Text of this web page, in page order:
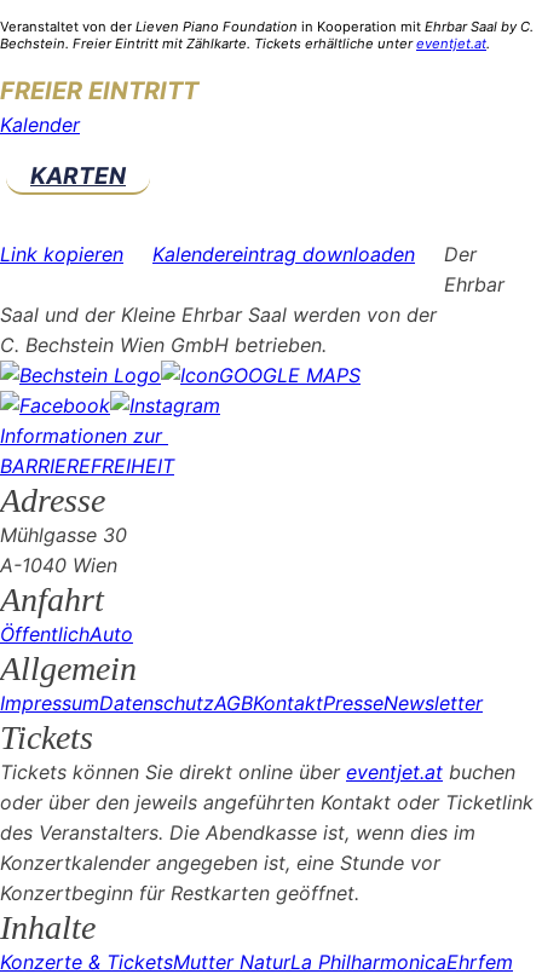
Veranstaltet von der Lieven Piano Foundation in Kooperation mit Ehrbar Saal by C.
Bechstein. Freier Eintritt mit Zählkarte. Tickets erhältliche untereventjet.at.
FREIER EINTRITT
Kalender
KARTEN
Link kopieren Kalendereintrag downloaden
Der
Ehrbar
Saal und der Kleine Ehrbar Saal werden von der
C. Bechstein Wien GmbH betrieben.
GOOGLE MAPS
Informationen zur
BARRIEREFREIHEIT
Adresse
Mühlgasse 30
A-1040 Wien
Anfahrt
ÖffentlichAuto
Allgemein
ImpressumDatenschutzAGBKontaktPresseNewsletter
Tickets
Tickets können Sie direkt online über eventjet.at buchen
oder über den jeweils angeführten Kontakt oder Ticketlink
des Veranstalters. Die Abendkasse ist, wenn dies im
Konzertkalender angegeben ist, eine Stunde vor
Konzertbeginn für Restkarten geöffnet.
Inhalte
Konzerte & TicketsMutter NaturLa PhilharmonicaEhrfem